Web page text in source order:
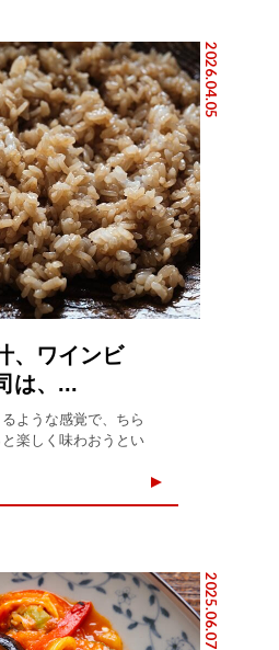
2026.04.05
、ワインビ
は、...
ような感覚で、ちら
楽しく味わおうとい
2025.06.07